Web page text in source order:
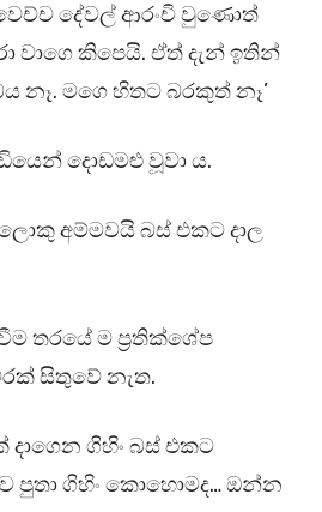
දේවල් ආරංචි වුණොත්
වාගෙ කිපෙයි. ඒත් දැන් ඉතින්
නෑ. මගෙ හිතට බරකුත් නෑ’
දොඩමළු වූවා ය.
ලොකු අම්මවයි බස් එකට දාල
තරයේ ම ප්‍රතික්ශේප
සිතුවේ නැත.
දාගෙන ගිහිං බස් එකට
පුතා ගිහිං කොහොමද… ඔන්න